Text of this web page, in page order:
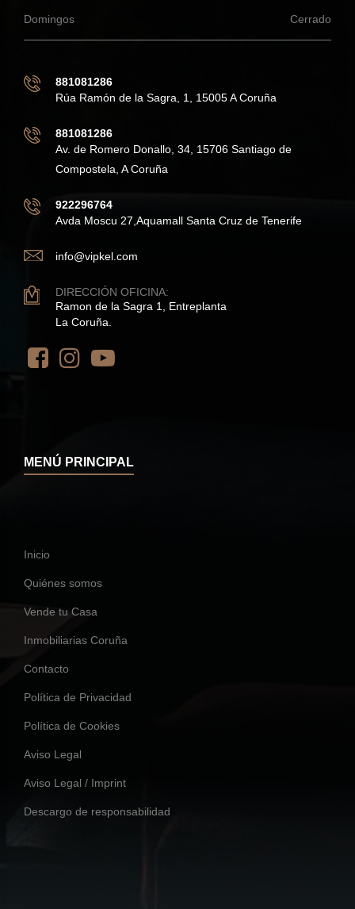
Domingos Cerrado
881081286
Rúa Ramón de la Sagra, 1, 15005 A Coruña
881081286
Av. de Romero Donallo, 34, 15706 Santiago de
Compostela, A Coruña
922296764
Avda Moscu 27,Aquamall Santa Cruz de Tenerife
info@vipkel.com
DIRECCIÓN OFICINA:
Ramon de la Sagra 1, Entreplanta
La Coruña.
MENÚ PRINCIPAL
Inicio
Quiénes somos
Vende tu Casa
Inmobiliarias Coruña
Contacto
Política de Privacidad
Política de Cookies
Aviso Legal
Aviso Legal / Imprint
Descargo de responsabilidad